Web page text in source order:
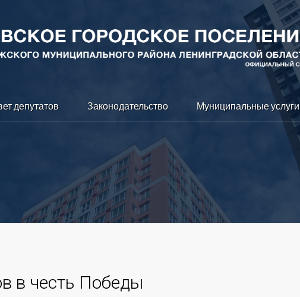
депутатов Законодательство Муниципальные услуги
в честь Победы